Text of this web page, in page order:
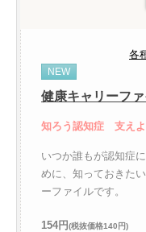
各
NEW
健康キャリーフ
知ろう認知症 支えよ
いつか誰もが認知症
めに、知っておきた
ーファイルです。
154円(税抜価格140円)